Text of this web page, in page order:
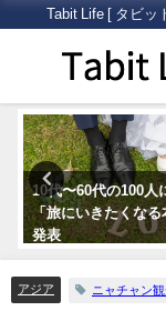
Tabit Life [ タビッ
10代〜60代の100人
「旅にいきたくなる
発表
アジア ニャチャン